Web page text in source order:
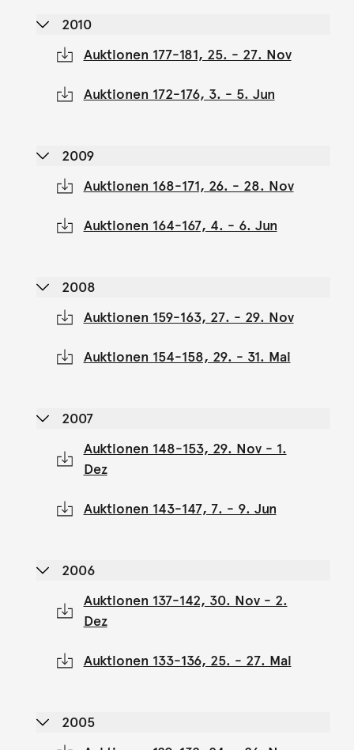
2010
Auktionen 177-181, 25. - 27. Nov
Auktionen 172-176, 3. - 5. Jun
2009
Auktionen 168-171, 26. - 28. Nov
Auktionen 164-167, 4. - 6. Jun
2008
Auktionen 159-163, 27. - 29. Nov
Auktionen 154-158, 29. - 31. Mai
2007
Auktionen 148-153, 29. Nov - 1.
Dez
Auktionen 143-147, 7. - 9. Jun
2006
Auktionen 137-142, 30. Nov - 2.
Dez
Auktionen 133-136, 25. - 27. Mai
2005